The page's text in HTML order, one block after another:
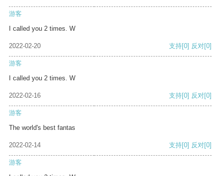
游客
I called you 2 times. W
2022-02-20 支持[0] 反对[0]
游客
I called you 2 times. W
2022-02-16 支持[0] 反对[0]
游客
The world's best fantas
2022-02-14 支持[0] 反对[0]
游客